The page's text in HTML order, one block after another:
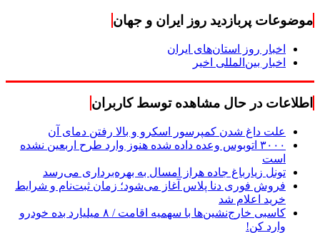
موضوعات پربازدید روز ایران و جهان
اخبار روز استان‌های ایران
اخبار بین‌المللی اخیر
اطلاعات در حال مشاهده توسط کاربران
علت داغ شدن کمپرسور اسکرو و بالا رفتن دمای آن
۳۰۰۰ اتوبوس وعده داده شده هنوز وارد طرح اربعین نشده
است
تونل زیارباغ جاده هراز امسال به بهره‌برداری می‌رسد
فروش فوری دنا پلاس آغاز می‌شود؛ زمان ثبت‌نام و شرایط
خرید اعلام شد
کاسبی خارج‌نشین‌ها با سهمیه اقامت / ۸ میلیارد بده خودرو
وارد کن!